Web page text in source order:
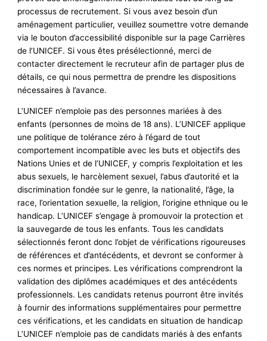
processus de recrutement. Si vous avez besoin d’un
aménagement particulier, veuillez soumettre votre demande
via le bouton d’accessibilité disponible sur la page Carrières
de l’UNICEF. Si vous êtes présélectionné, merci de
contacter directement le recruteur afin de partager plus de
détails, ce qui nous permettra de prendre les dispositions
nécessaires à l’avance.
L’UNICEF n’emploie pas des personnes mariées à des
enfants (personnes de moins de 18 ans). L’UNICEF applique
une politique de tolérance zéro à l’égard de tout
comportement incompatible avec les buts et objectifs des
Nations Unies et de l’UNICEF, y compris l’exploitation et les
abus sexuels, le harcèlement sexuel, l’abus d’autorité et la
discrimination fondée sur le genre, la nationalité, l’âge, la
race, l’orientation sexuelle, la religion, l’origine ethnique ou le
handicap. L’UNICEF s’engage à promouvoir la protection et
la sauvegarde de tous les enfants. Tous les candidats
sélectionnés feront donc l’objet de vérifications rigoureuses
de références et d’antécédents, et devront se conformer à
ces normes et principes. Les vérifications comprendront la
validation des diplômes académiques et des antécédents
professionnels. Les candidats retenus pourront être invités
à fournir des informations supplémentaires pour permettre
ces vérifications, et les candidats en situation de handicap
L’UNICEF n’emploie pas de candidats mariés à des enfants